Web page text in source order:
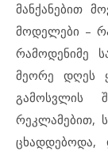
მანქანებით
მოდელები –
რამოდენიმე
მეორე დღეს
გამოსვლის
რეკლამებით,
ცხადდებოდა,